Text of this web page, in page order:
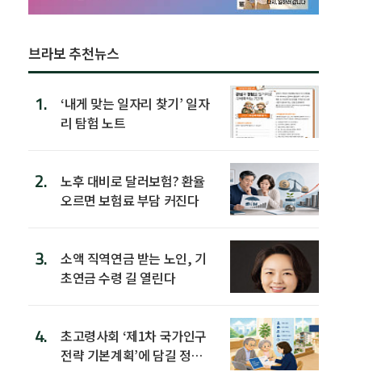
브라보 추천뉴스
1.
‘내게 맞는 일자리 찾기’ 일자
리 탐험 노트
2.
노후 대비로 달러보험? 환율
오르면 보험료 부담 커진다
3.
소액 직역연금 받는 노인, 기
초연금 수령 길 열린다
4.
초고령사회 ‘제1차 국가인구
전략 기본계획’에 담길 정책